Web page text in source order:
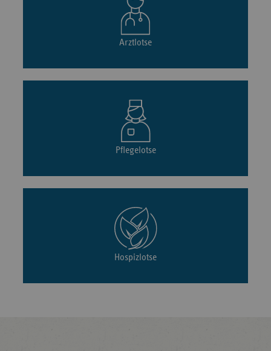
Arztlotse
Pflegelotse
Hospizlotse